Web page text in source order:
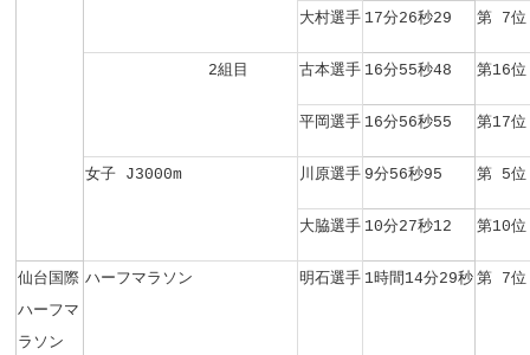
大村選手 17分26秒29 第 7位
2組目 古本選手 16分55秒48 第16位
平岡選手 16分56秒55 第17位
女子 J3000m 川原選手 9分56秒95 第 5位
大脇選手 10分27秒12 第10位
仙台国際
ハーフマ
ラソン
ハーフマラソン 明石選手 1時間14分29秒 第 7位